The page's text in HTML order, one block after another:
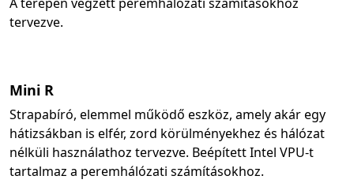
tervezve.
Mini R
Strapabíró, elemmel működő eszköz, amely akár egy
hátizsákban is elfér, zord körülményekhez és hálózat
nélküli használathoz tervezve. Beépített Intel VPU-t
tartalmaz a peremhálózati számításokhoz.